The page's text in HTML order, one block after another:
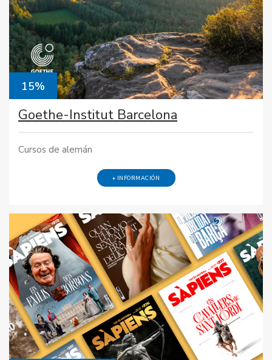
15%
Goethe-Institut Barcelona
Cursos de alemán
+ INFORMACIÓN